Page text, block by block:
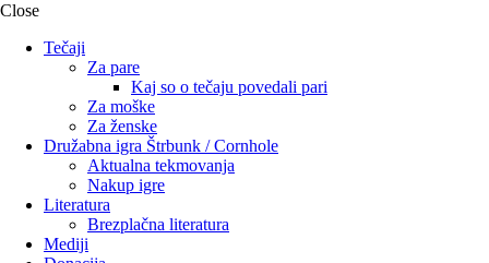
Close
Tečaji
Za pare
Kaj so o tečaju povedali pari
Za moške
Za ženske
Družabna igra Štrbunk / Cornhole
Aktualna tekmovanja
Nakup igre
Literatura
Brezplačna literatura
Mediji